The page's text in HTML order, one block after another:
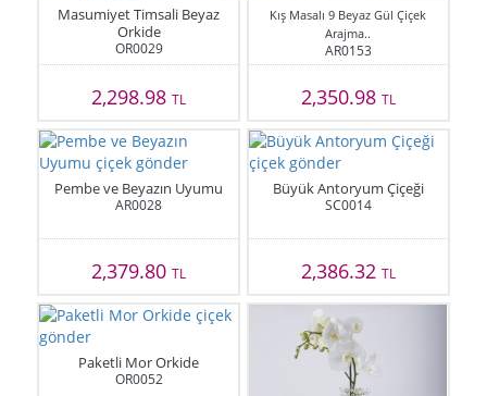
Masumiyet Timsali Beyaz
Orkide
OR0029
2,298.98TL
Kış Masalı 9 Beyaz Gül Çiçek
Arajma..
AR0153
2,350.98 TL
Pembe ve Beyazın Uyumu
AR0028
2,379.80TL
Büyük Antoryum Çiçeği
SC0014
2,386.32 TL
Paketli Mor Orkide
OR0052